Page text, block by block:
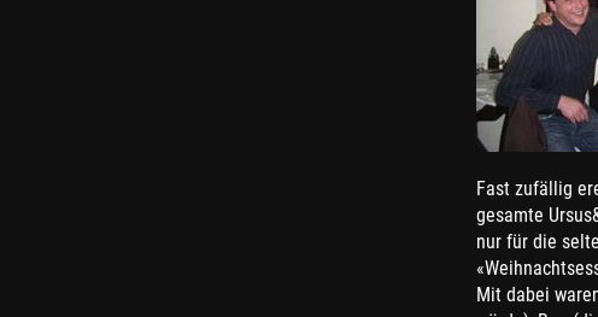
Fast zufällig
gesamte
nur für die
Mit dabei